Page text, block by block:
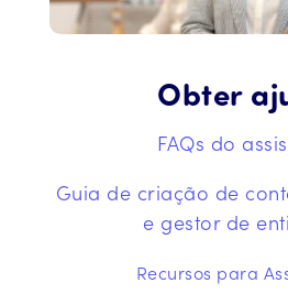
Obter
FAQs do
Guia de criação de
e gestor de
Recursos para